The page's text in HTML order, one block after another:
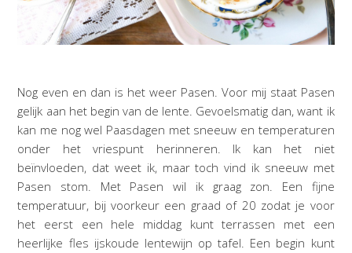
Nog even en dan is het weer Pasen. Voor mij staat Pasen
gelijk aan het begin van de lente. Gevoelsmatig dan, want ik
kan me nog wel Paasdagen met sneeuw en temperaturen
onder het vriespunt herinneren. Ik kan het niet
beïnvloeden, dat weet ik, maar toch vind ik sneeuw met
Pasen stom. Met Pasen wil ik graag zon. Een fijne
temperatuur, bij voorkeur een graad of 20 zodat je voor
het eerst een hele middag kunt terrassen met een
heerlijke fles ijskoude lentewijn op tafel. Een begin kunt